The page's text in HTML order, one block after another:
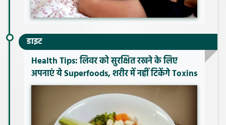
डाइट
Health Tips: लिवर को सुरक्षित रखने के लिए
अपनाएं ये Superfoods, शरीर में नहीं टिकेंगे Toxins